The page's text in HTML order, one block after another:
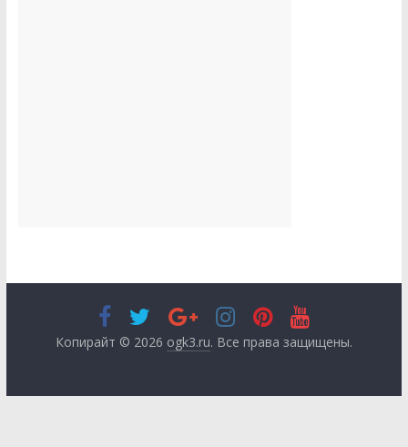
Копирайт © 2026 ogk3.ru. Все права защищены.